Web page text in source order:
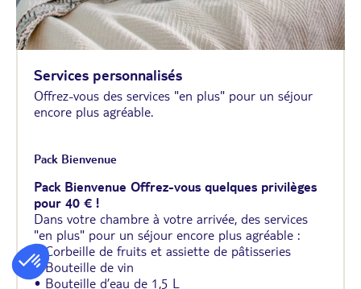
Services personnalisés
Offrez-vous des services "en plus" pour un séjour
encore plus agréable.
Pack Bienvenue
Pack Bienvenue Offrez-vous quelques privilèges
pour 40 € !
Dans votre chambre à votre arrivée, des services
"en plus" pour un séjour encore plus agréable :
• Corbeille de fruits et assiette de pâtisseries
• Bouteille de vin
• Bouteille d’eau de 1,5 L